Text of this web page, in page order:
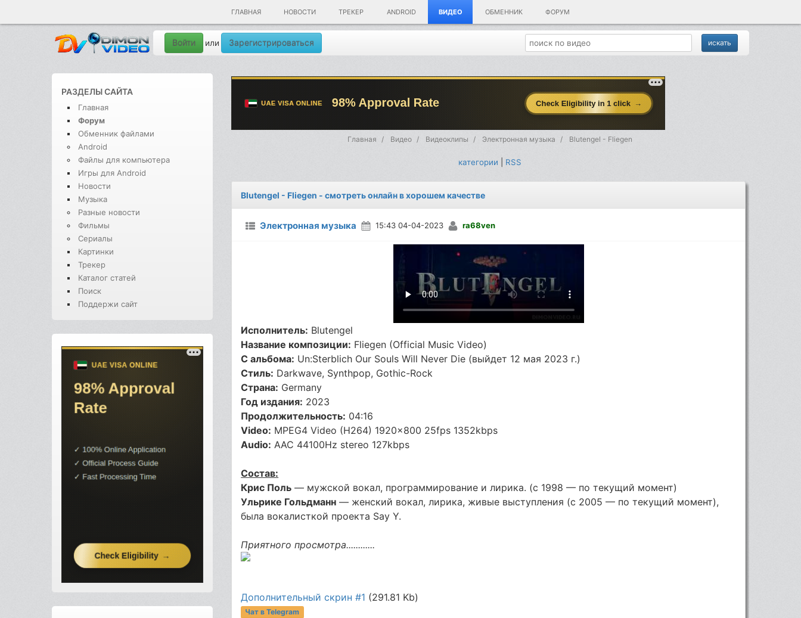
ГЛАВНАЯ НОВОСТИ ТРЕКЕР ANDROID ВИДЕО ОБМЕННИК ФОРУМ
Войти или Зарегистрироваться
РАЗДЕЛЫ САЙТА
Главная
Форум
Обменник файлами
Android
Файлы для компьютера
Игры для Android
Новости
Музыка
Разные новости
Фильмы
Сериалы
Картинки
Трекер
Каталог статей
Поиск
Поддержи сайт
Главная Видео Видеоклипы Электронная музыка Blutengel - Fliegen
категории RSS
Blutengel - Fliegen - смотреть онлайн в хорошем качестве
Электронная музыка 15:43 04-04-2023 ra68ven
Исполнитель: Blutengel
Название композиции: Fliegen (Official Music Video)
С альбома: Un:Sterblich Our Souls Will Never Die (выйдет 12 мая 2023 г.)
Стиль: Darkwave, Synthpop, Gothic-Rock
Страна: Germany
Год издания: 2023
Продолжительность: 04:16
Video: MPEG4 Video (H264) 1920x800 25fps 1352kbps
Audio: AAC 44100Hz stereo 127kbps
Состав:
Крис Поль — мужской вокал, программирование и лирика. (с 1998 — по текущий момент)
Ульрике Гольдманн — женский вокал, лирика, живые выступления (с 2005 — по текущий момент),
была вокалисткой проекта Say Y.
Приятного просмотра............
Дополнительный скрин #1 (291.81 Kb)
Чат в Telegram